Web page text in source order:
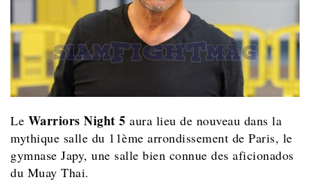
Le Warriors Night 5 aura lieu de nouveau dans la
mythique salle du 11ème arrondissement de Paris, le
gymnase Japy, une salle bien connue des aficionados
du Muay Thai.